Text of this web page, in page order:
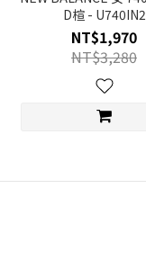
D楦 - U740IN2
NT$1,970
NT$3,280